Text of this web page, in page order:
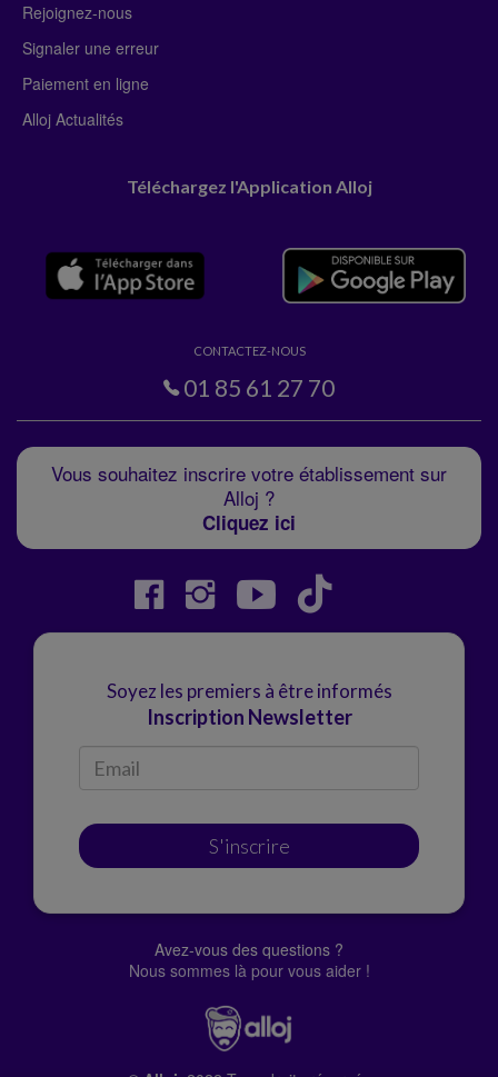
Rejoignez-nous
Signaler une erreur
Paiement en ligne
Alloj Actualités
Téléchargez l'Application Alloj
CONTACTEZ-NOUS
01 85 61 27 70
Vous souhaitez inscrire votre établissement sur
Alloj ?
Cliquez ici
Soyez les premiers à être informés
Inscription Newsletter
S'inscrire
Avez-vous des questions ?
Nous sommes là pour vous aider !